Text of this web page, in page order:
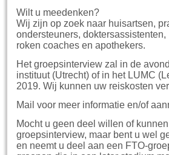
Wilt u meedenken?
Wij zijn op zoek naar huisartsen,
ondersteuners,
roken coaches en apothekers.
Het groepsinterview zal in de
instituut (Utrecht) of in het LUMC
2019. Wij kunnen uw reiskosten
Mail voor meer informatie en/of
Mocht u geen deel willen of
groepsinterview, maar bent u wel
en neemt u deel aan een FTO-